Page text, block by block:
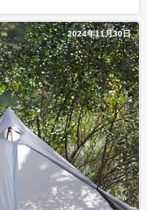
2024年11月30日